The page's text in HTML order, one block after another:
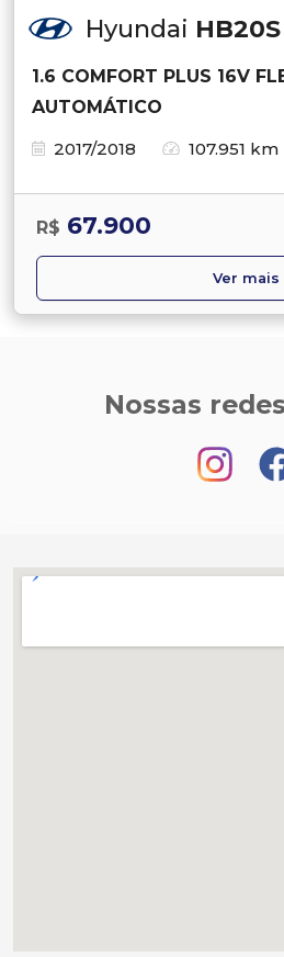
Hyundai HB20S
1.6 COMFORT PLUS 16V
AUTOMÁTICO
2017/2018
107.951 km
R$ 67.900
Ver mais
Nossas